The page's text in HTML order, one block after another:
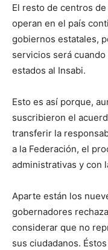
El resto de centros
operan en el país
gobiernos estatales,
servicios será
estados al Insabi.
Esto es así porque,
suscribieron el
transferir la
a la Federación, el
administrativas y con
Aparte están los
gobernadores
considerar que no
sus ciudadanos.